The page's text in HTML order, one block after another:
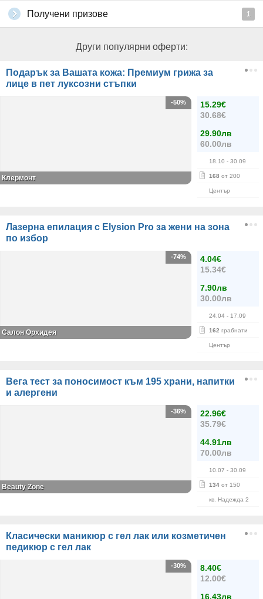
Получени призове 1
Други популярни оферти:
Подарък за Вашата кожа: Премиум грижа за
лице в пет луксозни стъпки
15.29€
30.68€
29.90лв
60.00лв
18.10 - 30.09
168 от 200
Център
-50%
Клермонт
Лазерна епилация с Elysion Pro за жени на зона
по избор
4.04€
15.34€
7.90лв
30.00лв
24.04 - 17.09
162 грабнати
Център
-74%
Салон Орхидея
Вега тест за поносимост към 195 храни, напитки
и алергени
22.96€
35.79€
44.91лв
70.00лв
10.07 - 30.09
134 от 150
кв. Надежда 2
-36%
Beauty Zone
Класически маникюр с гел лак или козметичен
педикюр с гел лак
8.40€
12.00€
16.43лв
-30%